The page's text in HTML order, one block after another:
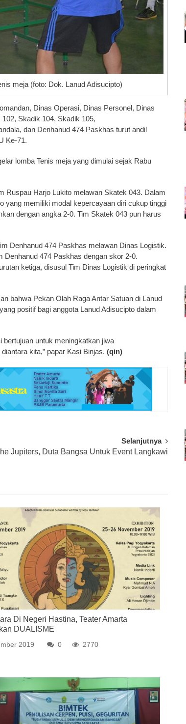
meja (foto: Dok. Lanud Adisucipto)
Dinas Operasi, Dinas Personel, Dinas
Skadik 104, Skadik 105,
dan Denhanud 474 Paskhas turut andil
Ke-71.
lomba Tenis meja yang dimulai sejak Rabu
Ruspau Harjo Lukito melawan Skatek 043. Dalam
yang memiliki modal kepercayaan diri cukup tinggi
dengan angka 2-0. Tim Skatek 043 pun harus
Denhanud 474 Paskhas melawan Dinas Logistik.
Denhanud 474 Paskhas dengan skor 2-0.
ketiga, disusul Tim Dinas Logistik di peringkat
bahwa Pekan Olah Raga Antar Satuan di Lanud
positif bagi anggota Lanud Adisucipto dalam
bertujuan untuk meningkatkan jiwa
kita,” papar Kasi Binjas. (qin)
Selanjutnya
Jupiters, Duta Bangsa Untuk Event Langkawi
Di Negeri Hastina, Teater Amarta
DUALISME
2019 0 2770